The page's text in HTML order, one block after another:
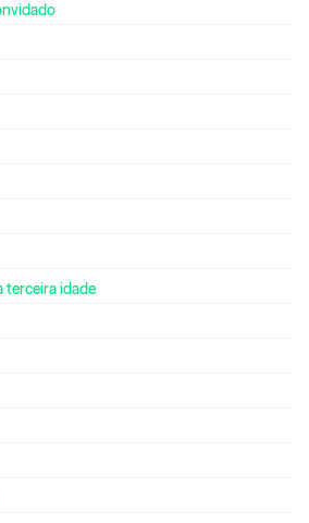
terceira idade